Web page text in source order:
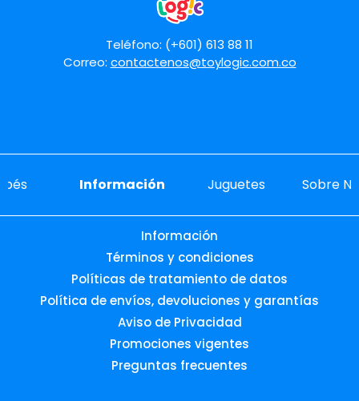
Teléfono: (+601) 613 88 11
Correo: contactenos@toylogic.com.co
Información Juguetes Sobre
Información
Términos y condiciones
Políticas de tratamiento de datos
Política de envíos, devoluciones y garantías
Aviso de Privacidad
Promociones vigentes
Preguntas frecuentes